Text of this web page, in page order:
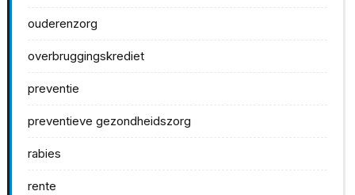
ouderenzorg
overbruggingskrediet
preventie
preventieve gezondheidszorg
rabies
rente